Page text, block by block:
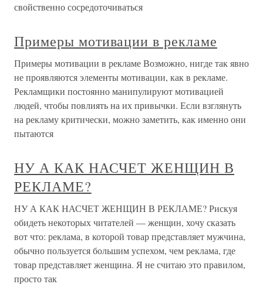
свойственно сосредоточиваться
Примеры мотивации в рекламе
Примеры мотивации в рекламе Возможно, нигде так явно
не проявляются элементы мотивации, как в рекламе.
Рекламщики постоянно манипулируют мотивацией
людей, чтобы повлиять на их привычки. Если взглянуть
на рекламу критически, можно заметить, как именно они
пытаются
НУ А КАК НАСЧЕТ ЖЕНЩИН В
РЕКЛАМЕ?
НУ А КАК НАСЧЕТ ЖЕНЩИН В РЕКЛАМЕ? Рискуя
обидеть некоторых читателей — женщин, хочу сказать
вот что: реклама, в которой товар представляет мужчина,
обычно пользуется большим успехом, чем реклама, где
товар представляет женщина. Я не считаю это правилом,
просто так